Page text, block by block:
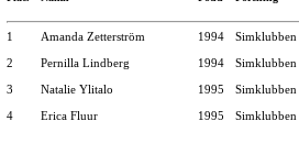
1 Amanda Zetterström 1994
Simklubben
2
Pernilla Lindberg 1994
Simklubben
3
Natalie Ylitalo 1995
Simklubben
4
Erica Fluur 1995